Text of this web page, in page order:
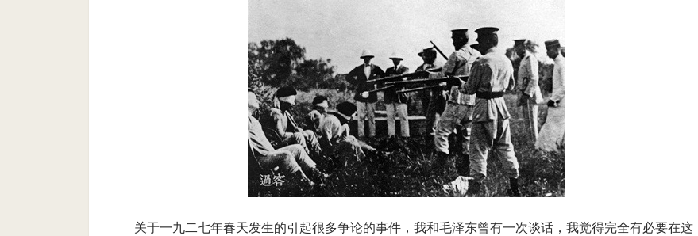
关于一九二七年春天发生的引起很多争论的事件，我和毛泽东曾有一次谈话，我觉得完全有必要在这